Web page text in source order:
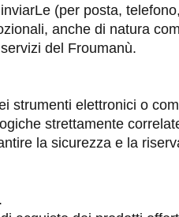
(per posta,
anche di natura
del Froumanù.
strumenti elettronici o
strettamente
la sicurezza e la